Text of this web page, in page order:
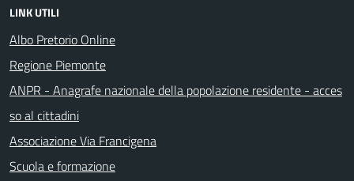
LINK UTILI
Albo Pretorio Online
Regione Piemonte
ANPR - Anagrafe nazionale della popolazione residente - acces
so al cittadini
Associazione Via Francigena
Scuola e formazione